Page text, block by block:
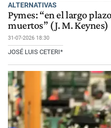
ALTERNATIVAS
Pymes: “en el largo
muertos” (J. M. Keynes)
31-07-2026 18:30
JOSÉ LUIS CETERI*